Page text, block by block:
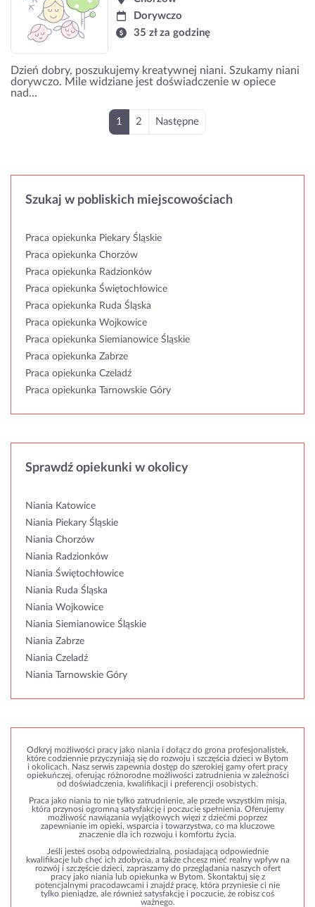
Dorywczo
35 zł za godzinę
Dzień dobry, poszukujemy kreatywnej niani. Szukamy niani
dorywczo. Mile widziane jest doświadczenie w opiece
nad...
1 2 Następne
Szukaj w pobliskich miejscowościach
Praca opiekunka Piekary Śląskie
Praca opiekunka Chorzów
Praca opiekunka Radzionków
Praca opiekunka Świętochłowice
Praca opiekunka Ruda Śląska
Praca opiekunka Wojkowice
Praca opiekunka Siemianowice Śląskie
Praca opiekunka Zabrze
Praca opiekunka Czeladź
Praca opiekunka Tarnowskie Góry
Sprawdź opiekunki w okolicy
Niania Katowice
Niania Piekary Śląskie
Niania Chorzów
Niania Radzionków
Niania Świętochłowice
Niania Ruda Śląska
Niania Wojkowice
Niania Siemianowice Śląskie
Niania Zabrze
Niania Czeladź
Niania Tarnowskie Góry
Odkryj możliwości pracy jako niania i dołącz do grona profesjonalistek,
które codziennie przyczyniają się do rozwoju i szczęścia dzieci w Bytom
i okolicach. Nasz serwis zapewnia dostęp do szerokiej gamy ofert pracy
opiekuńczej, oferując różnorodne możliwości zatrudnienia w zależności
od doświadczenia, kwalifikacji i preferencji osobistych.
Praca jako niania to nie tylko zatrudnienie, ale przede wszystkim misja,
która przynosi ogromną satysfakcję i poczucie spełnienia. Oferujemy
możliwość nawiązania wyjątkowych więzi z dziećmi poprzez
zapewnianie im opieki, wsparcia i towarzystwa, co ma kluczowe
znaczenie dla ich rozwoju i komfortu życia.
Jeśli jesteś osobą odpowiedzialną, posiadającą odpowiednie
kwalifikacje lub chęć ich zdobycia, a także chcesz mieć realny wpływ na
rozwój i szczęście dzieci, zapraszamy do przeglądania naszych ofert
pracy jako niania lub opiekunka w Bytom. Skontaktuj się z
potencjalnymi pracodawcami i znajdź pracę, która przyniesie ci nie
tylko pieniądze, ale również satysfakcję i poczucie, że robisz coś
ważnego.